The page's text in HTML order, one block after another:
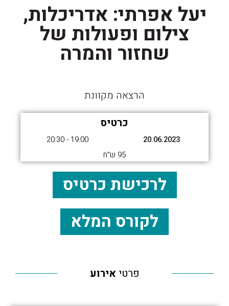
יעל אפרתי: אדריכלות,
צילום ופעולות של
שחזור והמרה
הרצאה מקוונת
כרטיס
20.06.2023
19:00 - 20:30
95 ש"ח
לרכישת כרטיס
לקורס המלא
פרטי אירוע